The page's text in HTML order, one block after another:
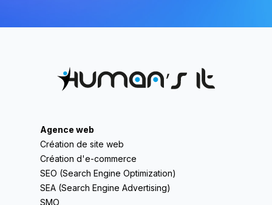
Agence web
Création de site web
Création d'e-commerce
SEO (Search Engine Optimization)
SEA (Search Engine Advertising)
SMO